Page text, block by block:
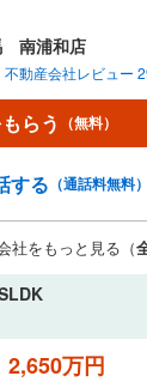
～21:00はお電話
リノベーション
トと一緒に暮らせ
ペーン対象店舗
ボーナスをプレ
相談サポート
中古住宅は半年の
家」のご提案可能
やリフォーム費用
渡し後もしっかり
悩みもしっかりサ
南浦和店
不動産会社レビュー
らう （無料）
する （通話料無料）
社をもっと見る（
2,650万円